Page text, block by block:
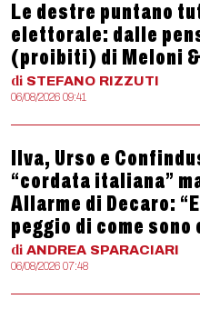
Le destre puntano
elettorale: dalle
(proibiti) di Meloni
di STEFANO RIZZUTI
06/08/2026 09:41
Ilva, Urso e
“cordata italiana”
Allarme di Decaro:
peggio di come sono
di ANDREA SPARACIARI
06/08/2026 07:48